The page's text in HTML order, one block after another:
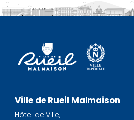
Ville de Rueil Malmaison
Hôtel de Ville,